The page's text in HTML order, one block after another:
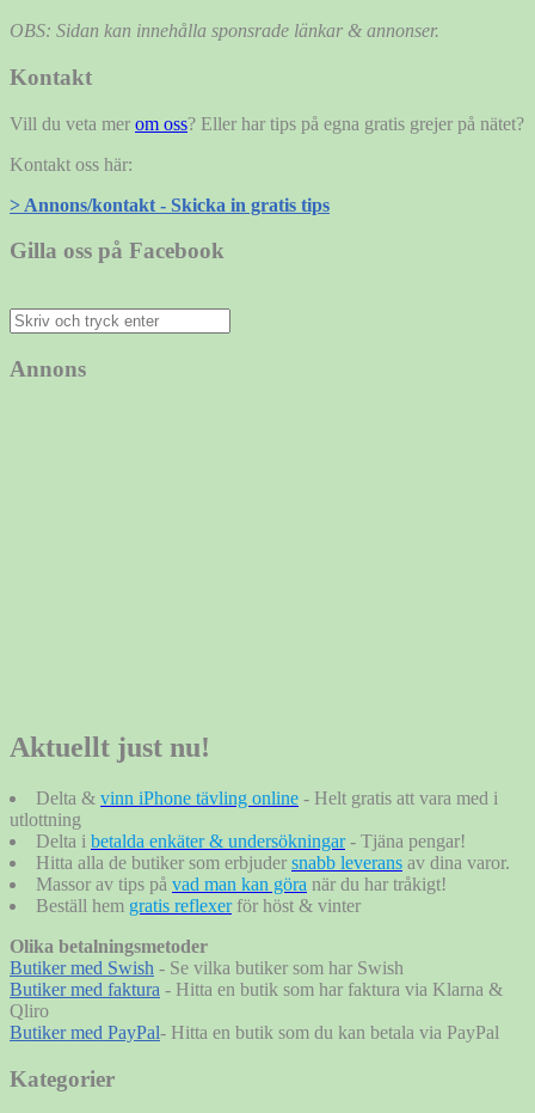
OBS: Sidan kan innehålla sponsrade länkar & annonser.
Kontakt
Vill du veta mer om oss? Eller har tips på egna gratis grejer på nätet?
Kontakt oss här:
> Annons/kontakt - Skicka in gratis tips
Gilla oss på Facebook
Sök
efter:
Annons
Aktuellt just nu!
Delta & vinn iPhone tävling online - Helt gratis att vara med i
utlottning
Delta i betalda enkäter & undersökningar - Tjäna pengar!
Hitta alla de butiker som erbjuder snabb leverans av dina varor.
Massor av tips på vad man kan göra när du har tråkigt!
Beställ hem gratis reflexerför höst & vinter
Olika betalningsmetoder
Butiker med Swish - Se vilka butiker som har Swish
Butiker med faktura - Hitta en butik som har faktura via Klarna &
Qliro
Butiker med PayPal- Hitta en butik som du kan betala via PayPal
Kategorier